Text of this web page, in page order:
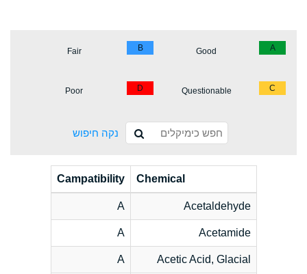
A
Good
B
Fair
C
Questionable
D
Poor
נקה חיפוש
Chemical
Campatibility
Acetaldehyde
A
Acetamide
A
Acetic Acid, Glacial
A